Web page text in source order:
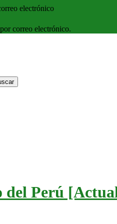
electrónico
correo electrónico.
del Perú